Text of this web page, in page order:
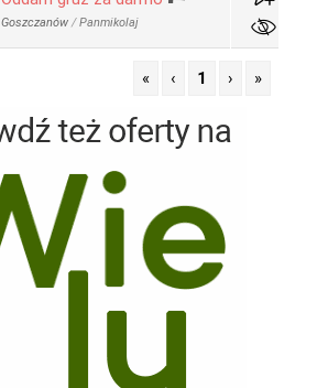
Goszczanów /Panmikolaj
« ‹ 1 › »